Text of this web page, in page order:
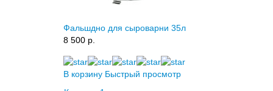
Фальшдно для сыроварни 35л
8 500 p.
В корзину Быстрый просмотр